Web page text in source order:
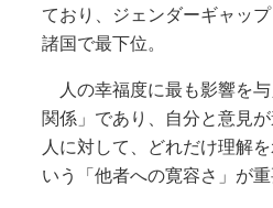
ており、ジェンダーギャッ
諸国で最下位。
人の幸福度に最も影響を与
関係」であり、自分と意見
人に対して、どれだけ理解
いう「他者への寛容さ」が重